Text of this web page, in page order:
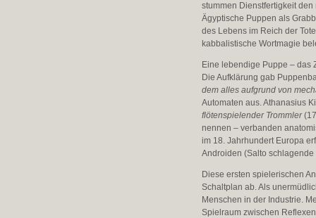
stummen Dienstfertigkeit
Ägyptische Puppen als
des Lebens im Reich der
kabbalistische Wortmagie
Eine lebendige Puppe – das
Die Aufklärung gab
dem alles aufgrund von
Automaten aus. Athanasius
flötenspielender Trommler
nennen – verbanden
im 18. Jahrhundert Europa
Androiden (Salto
Diese ersten spielerischen
Schaltplan ab. Als
Menschen in der Industrie.
Spielraum zwischen